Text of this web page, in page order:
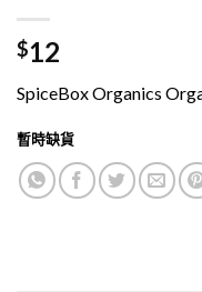
$12
SpiceBox Organics
暫時缺貨